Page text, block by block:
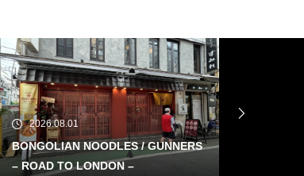
2026.08.01
BONGOLIAN NOODLES / GUNNERS
– ROAD TO LONDON –